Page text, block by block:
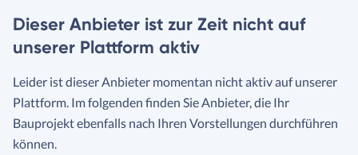
Dieser Anbieter ist zur Zeit nicht auf
unserer Plattform aktiv
Leider ist dieser Anbieter momentan nicht aktiv auf unserer
Plattform. Im folgenden finden Sie Anbieter, die Ihr
Bauprojekt ebenfalls nach Ihren Vorstellungen durchführen
können.